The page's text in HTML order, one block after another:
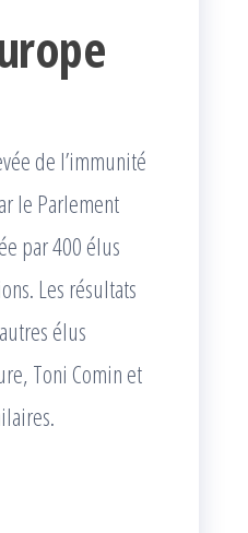
de l’immunité
le Parlement
par 400 élus
Les résultats
élus
Toni Comin et